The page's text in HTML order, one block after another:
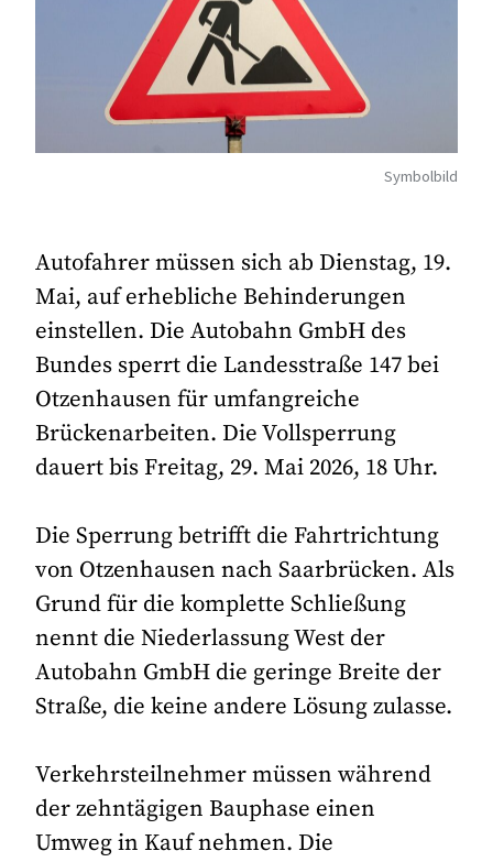
Symbolbild
Autofahrer müssen sich ab Dienstag, 19.
Mai, auf erhebliche Behinderungen
einstellen. Die Autobahn GmbH des
Bundes sperrt die Landesstraße 147 bei
Otzenhausen für umfangreiche
Brückenarbeiten. Die Vollsperrung
dauert bis Freitag, 29. Mai 2026, 18 Uhr.
Die Sperrung betrifft die Fahrtrichtung
von Otzenhausen nach Saarbrücken. Als
Grund für die komplette Schließung
nennt die Niederlassung West der
Autobahn GmbH die geringe Breite der
Straße, die keine andere Lösung zulasse.
Verkehrsteilnehmer müssen während
der zehntägigen Bauphase einen
Umweg in Kauf nehmen. Die